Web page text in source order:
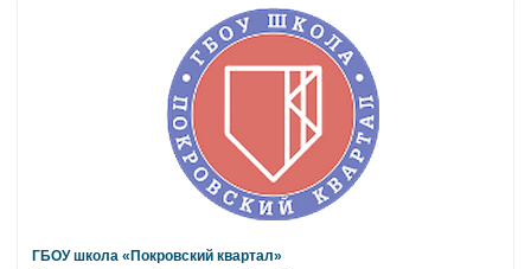
ГБОУ школа «Покровский квартал»